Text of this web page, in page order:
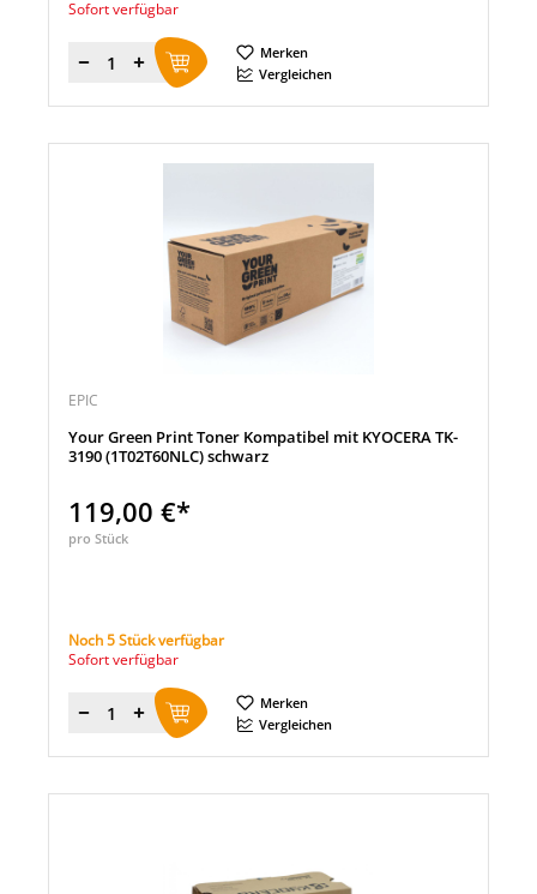
Sofort verfügbar
Menge
Merken
Vergleichen
EPIC
Your Green Print Toner Kompatibel mit KYOCERA TK-
3190 (1T02T60NLC) schwarz
119,00 €*
pro Stück
Noch 5 Stück verfügbar
Sofort verfügbar
Menge
Merken
Vergleichen